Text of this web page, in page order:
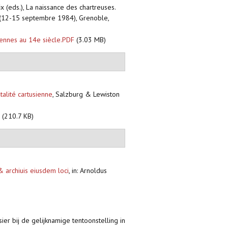
La naissance des chartreuses.
15 septembre 1984), Grenoble,
au 14e siècle.PDF (3.03 MB)
cartusienne, Salzburg & Lewiston
(210.7 KB)
archiuis eiusdem loci, in: Arnoldus
bij de gelijknamige tentoonstelling in